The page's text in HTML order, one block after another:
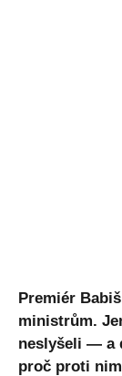
Premiér
ministrům.
neslyšeli — a
proč proti